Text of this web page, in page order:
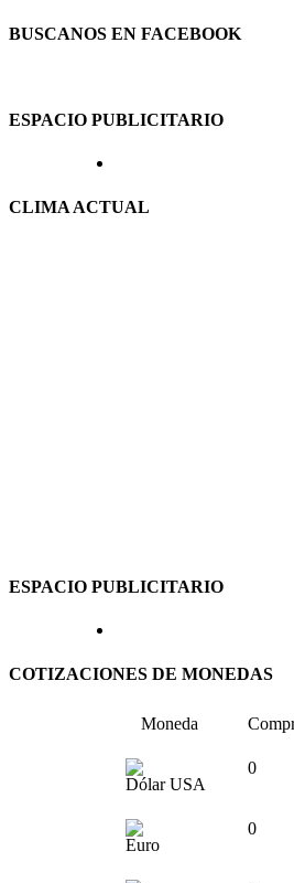
BUSCANOS EN FACEBOOK
ESPACIO PUBLICITARIO
CLIMA ACTUAL
ESPACIO PUBLICITARIO
COTIZACIONES DE MONEDAS
Moneda
Dólar USA
0
Euro
0